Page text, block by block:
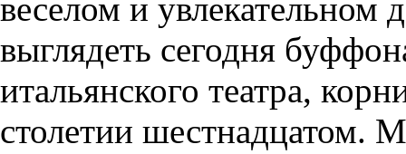
веселом и увлекательном
выглядеть сегодня
итальянского театра,
столетии шестнадцатом.